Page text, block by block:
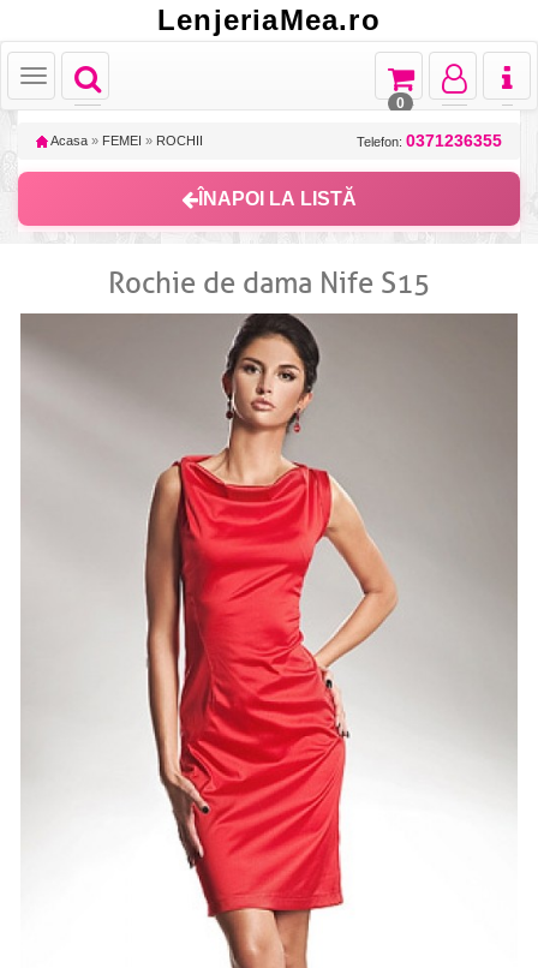
LenjeriaMea.ro
Toggle
navigation
Toggle
Toggle
navigation
Toggle
navigation
Toggle
navigation
0
Acasa » FEMEI » ROCHII Telefon: 0371236355
ÎNAPOI LA LISTĂ
Rochie de dama Nife S15